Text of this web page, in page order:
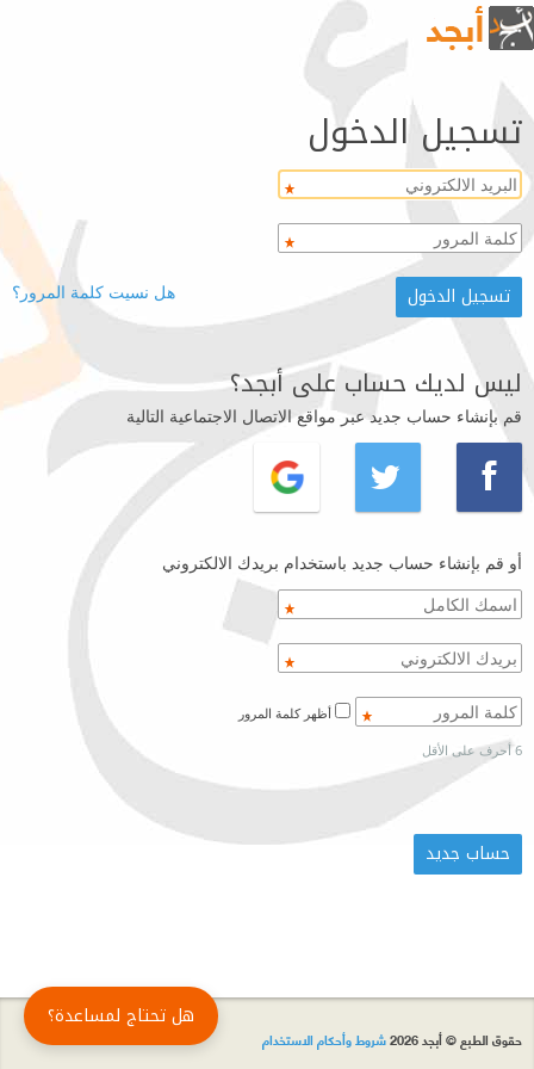
تسجيل الدخول
هل نسيت كلمة المرور؟
ليس لديك حساب على أبجد؟
قم بإنشاء حساب جديد عبر مواقع الاتصال الاجتماعية التالية
أو قم بإنشاء حساب جديد باستخدام بريدك الالكتروني
6 أحرف على الأقل
حقوق الطبع © أبجد 2026 شروط وأحكام الاستخدام
هل تحتاج لمساعدة؟